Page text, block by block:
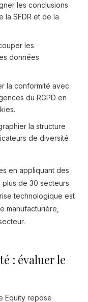
les conclusions
la SFDR et de la
les
données
la conformité avec
du RGPD en
la structure
de diversité
en appliquant des
de 30 secteurs
technologique est
manufacturière,
: évaluer le
Equity repose